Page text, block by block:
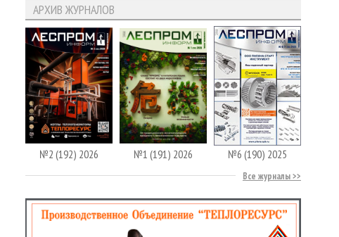
АРХИВ ЖУРНАЛОВ
№2 (192) 2026 №1 (191) 2026 №6 (190) 2025
Все журналы